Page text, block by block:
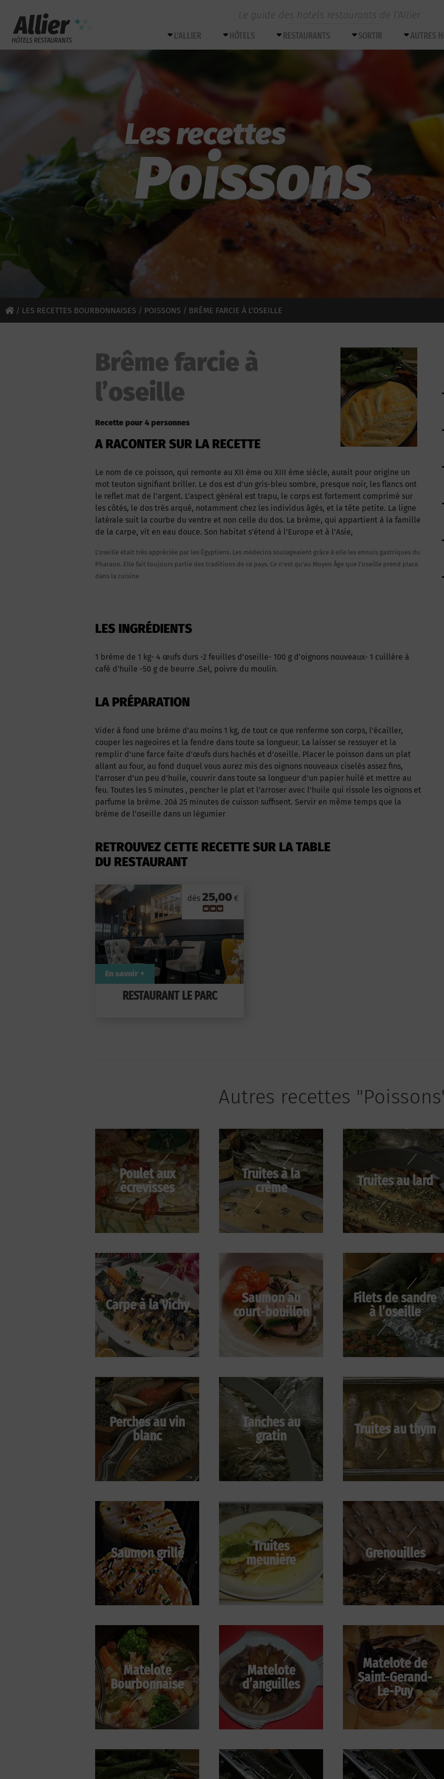
Le guide des hotels restaurants de l’Allier
L’ALLIER HÔTELS RESTAURANTS SORTIR AUTRES
Les recettes
Poissons
/ LES RECETTES BOURBONNAISES / POISSONS / BRÊME FARCIE À L’OSEILLE
Brême farcie à
l’oseille
Recette pour 4 personnes
A RACONTER SUR LA RECETTE
Le nom de ce poisson, qui remonte au XII ème ou XIII ème siècle, aurait pour origine un
mot teuton signifiant briller. Le dos est d’un gris-bleu sombre, presque noir, les flancs ont
le reflet mat de l’argent. L’aspect général est trapu, le corps est fortement comprimé sur
les côtés, le dos très arqué, notamment chez les individus âgés, et la tête petite. La ligne
latérale suit la courbe du ventre et non celle du dos. La brème, qui appartient à la famille
de la carpe, vit en eau douce. Son habitat s’étend à l’Europe et à l’Asie,
L’oseille était très appréciée par les Égyptiens. Les médecins soulageaient grâce à elle les ennuis gastriques du
Pharaon. Elle fait toujours partie des traditions de ce pays. Ce n’est qu’au Moyen Âge que l’oseille prend place
dans la cuisine
LES INGRÉDIENTS
1 brème de 1 kg- 4 œufs durs -2 feuilles d’oseille- 100 g d’oignons nouveaux- 1 cuillère à
café d’huile -50 g de beurre .Sel, poivre du moulin.
LA PRÉPARATION
Vider à fond une brème d’au moins 1 kg, de tout ce que renferme son corps, l’écailler,
couper les nageoires et la fendre dans toute sa longueur. La laisser se ressuyer et la
remplir d’une farce faite d’œufs durs hachés et d’oseille. Placer le poisson dans un plat
allant au four, au fond duquel vous aurez mis des oignons nouveaux ciselés assez fins,
l’arroser d’un peu d’huile, couvrir dans toute sa longueur d’un papier huilé et mettre au
feu. Toutes les 5 minutes , pencher le plat et l’arroser avec l’huile qui rissole les oignons et
parfume la brème. 20à 25 minutes de cuisson suffisent. Servir en même temps que la
brème de l’oseille dans un légumier
RETROUVEZ CETTE RECETTE SUR LA TABLE
DU RESTAURANT
RESTAURANT LE PARC
dès 25,00 €
En savoir +
Autres recettes
Poulet aux
écrevisses
Truites à la
crème
Truites au lard
Carpe à la Vichy
Saumon au
court-bouillon
Filets de sandre
à l’oseille
Perches au vin
blanc
Tanches au
gratin
Truites au thym
Saumon grillé
Truites
meunière
Grenouilles
Matelote
Bourbonnaise
Matelote
d’anguilles
Matelote de
Saint-Gerand-
Le-Puy